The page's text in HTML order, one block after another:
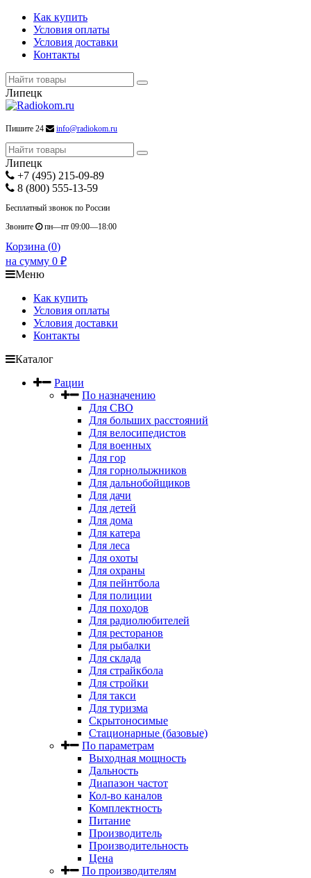
Как купить
Условия оплаты
Условия доставки
Контакты
Липецк
Пишите 24 info@radiokom.ru
Липецк
+7 (495) 215-09-89
8 (800) 555-13-59
Бесплатный звонок по России
Звоните
пн—пт 09:00—18:00
Корзина (0)
на сумму 0 ₽
Меню
Как купить
Условия оплаты
Условия доставки
Контакты
Каталог
Рации
По назначению
Для СВО
Для больших расстояний
Для велосипедистов
Для военных
Для гор
Для горнолыжников
Для дальнобойщиков
Для дачи
Для детей
Для дома
Для катера
Для леса
Для охоты
Для охраны
Для пейнтбола
Для полиции
Для походов
Для радиолюбителей
Для ресторанов
Для рыбалки
Для склада
Для страйкбола
Для стройки
Для такси
Для туризма
Скрытоносимые
Стационарные (базовые)
По параметрам
Выходная мощность
Дальность
Диапазон частот
Кол-во каналов
Комплектность
Питание
Производитель
Производительность
Цена
По производителям